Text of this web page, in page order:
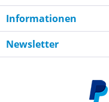
Informationen
Newsletter